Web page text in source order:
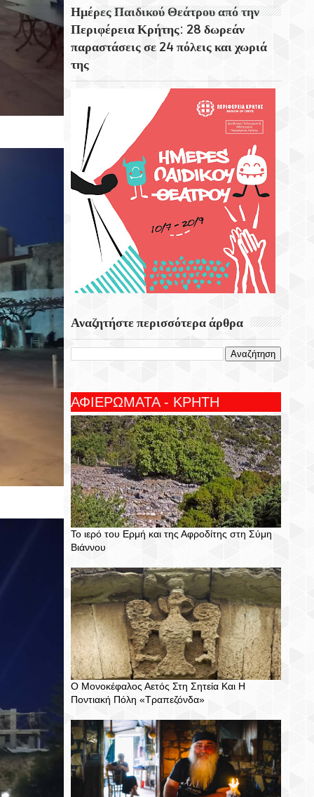
Ημέρες Παιδικού Θεάτρου από την
Περιφέρεια Κρήτης: 28 δωρεάν
παραστάσεις σε 24 πόλεις και χωριά
της
Αναζητήστε περισσότερα άρθρα
ΑΦΙΕΡΩΜΑΤΑ - ΚΡΗΤΗ
Το ιερό του Ερμή και της Αφροδίτης στη Σύμη
Βιάννου
Ο Μονοκέφαλος Αετός Στη Σητεία Και Η
Ποντιακή Πόλη «Τραπεζόνδα»